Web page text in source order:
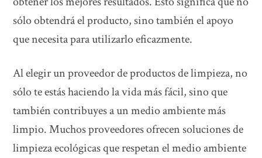
sólo obtendrá el producto, sino también el apoyo
que necesita para utilizarlo eficazmente.
Al elegir un proveedor de productos de limpieza, no
sólo te estás haciendo la vida más fácil, sino que
también contribuyes a un medio ambiente más
limpio. Muchos proveedores ofrecen soluciones de
limpieza ecológicas que respetan el medio ambiente